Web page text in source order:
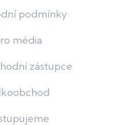
podmínky
média
zástupce